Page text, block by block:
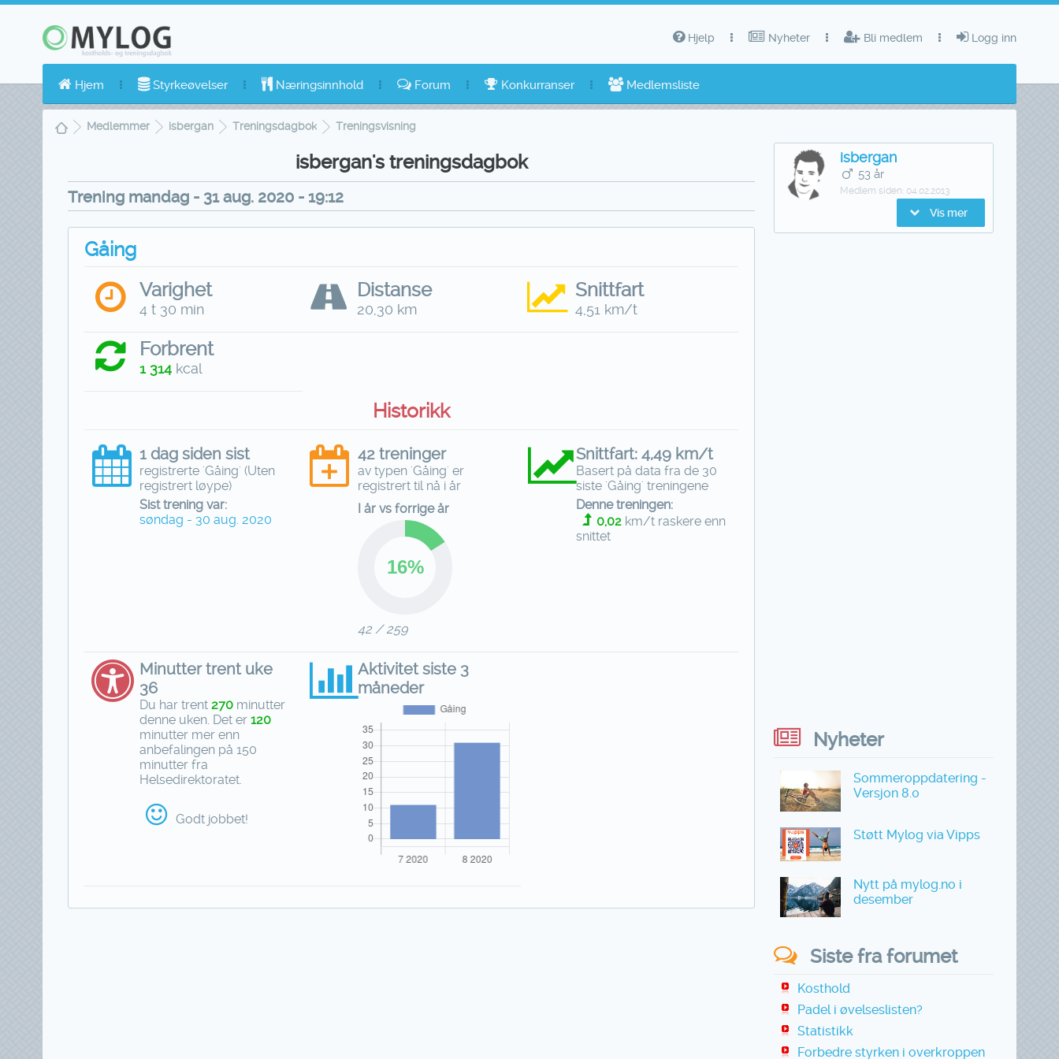
Logg inn
Bli medlem
Nyheter
Hjelp
Hjem Styrkeøvelser Næringsinnhold Forum Konkurranser Medlemsliste
Medlemmer isbergan Treningsdagbok Treningsvisning
isbergan's treningsdagbok
Trening mandag - 31 aug. 2020 - 19:12
Gåing
Varighet
4 t 30 min
Distanse
20,30 km
Snittfart
4,51 km/t
Forbrent
1 314kcal
Historikk
1 dag siden sist
registrerte 'Gåing' (Uten
registrert løype)
Sist trening var:
søndag - 30 aug. 2020
42 treninger
av typen 'Gåing' er
registrert til nå i år
I år vs forrige år
42 / 259
Snittfart: 4,49 km/t
Basert på data fra de 30
siste 'Gåing' treningene
Denne treningen:
0,02km/t raskere enn
snittet
Minutter trent uke
36
Du har trent 270 minutter
denne uken. Det er120
minutter mer enn
anbefalingen på 150
minutter fra
Helsedirektoratet.
Godt jobbet!
Aktivitet siste 3
måneder
isbergan
53 år
Medlem siden: 04.02.2013
Vis mer
Nyheter
Sommeroppdatering -
Versjon 8.0
Støtt Mylog via Vipps
Nytt på mylog.no i
desember
Siste fra forumet
Kosthold
Padel i øvelseslisten?
Statistikk
Forbedre styrken i overkroppen